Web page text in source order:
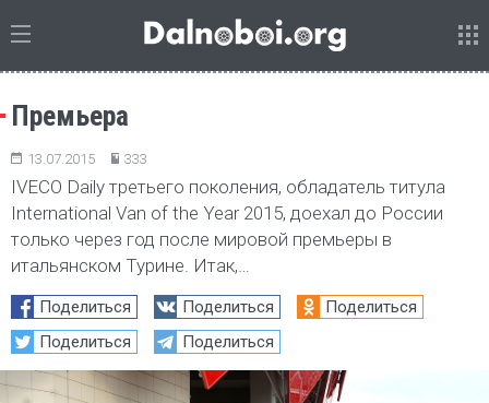
Премьера
13.07.2015 333
IVECO Daily третьего поколения, обладатель титула
International Van of the Year 2015, доехал до России
только через год после мировой премьеры в
итальянском Турине. Итак,…
Поделиться Поделиться
Поделиться
Поделиться
Поделиться